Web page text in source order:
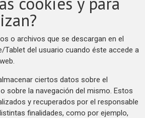
o archivos que se descargan en el
del usuario cuando éste accede a
ciertos datos sobre el
sobre la navegación del mismo. Estos
y recuperados por el responsable
finalidades, como por ejemplo,